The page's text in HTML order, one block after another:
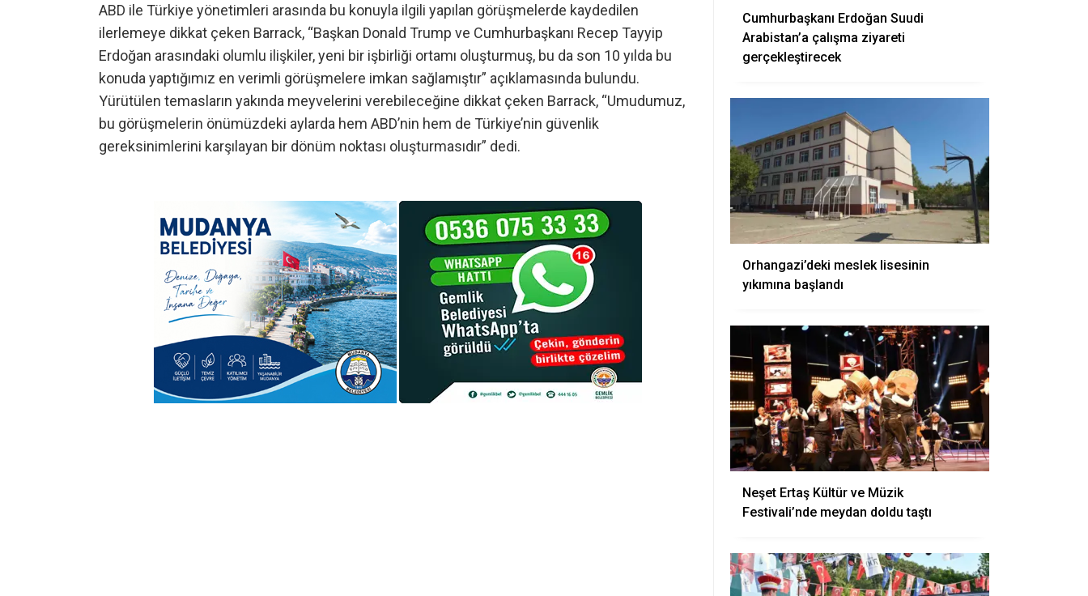
ABD ile Türkiye yönetimleri arasında bu konuyla ilgili yapılan görüşmelerde kaydedilen
ilerlemeye dikkat çeken Barrack, “Başkan Donald Trump ve Cumhurbaşkanı Recep Tayyip
Erdoğan arasındaki olumlu ilişkiler, yeni bir işbirliği ortamı oluşturmuş, bu da son 10 yılda bu
konuda yaptığımız en verimli görüşmelere imkan sağlamıştır” açıklamasında bulundu.
Yürütülen temasların yakında meyvelerini verebileceğine dikkat çeken Barrack, “Umudumuz,
bu görüşmelerin önümüzdeki aylarda hem ABD’nin hem de Türkiye’nin güvenlik
gereksinimlerini karşılayan bir dönüm noktası oluşturmasıdır” dedi.
Cumhurbaşkanı Erdoğan Suudi
Arabistan’a çalışma ziyareti
gerçekleştirecek
Orhangazi’deki meslek lisesinin
yıkımına başlandı
Neşet Ertaş Kültür ve Müzik
Festivali’nde meydan doldu taştı